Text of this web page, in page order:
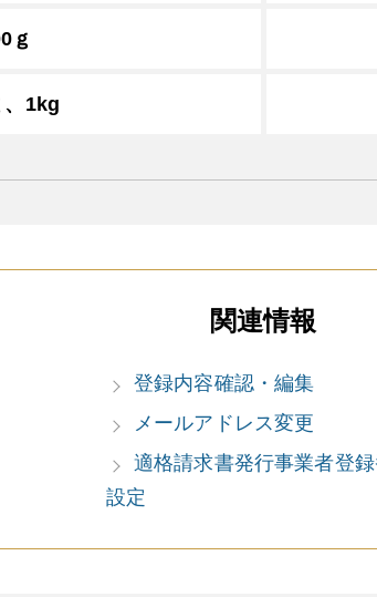
ｇ
、1kg
関連情報
登録内容確認・編集
メールアドレス変更
適格請求書発行事業者登
設定